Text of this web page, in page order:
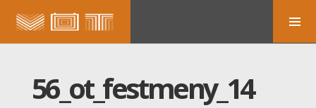
56_ot_festmeny_14